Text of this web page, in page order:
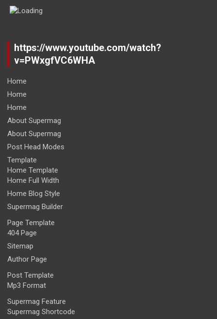
https://www.youtube.com/watch?
v=PWxgfVC6WHA
Home
Home
Home
About Supermag
About Supermag
Post Head Modes
Template
Home Template
Home Full Width
Home Blog Style
Supermag Builder
Page Template
404 Page
Sitemap
Author Page
Post Template
Mp3 Format
Supermag Feature
Supermag Shortcode